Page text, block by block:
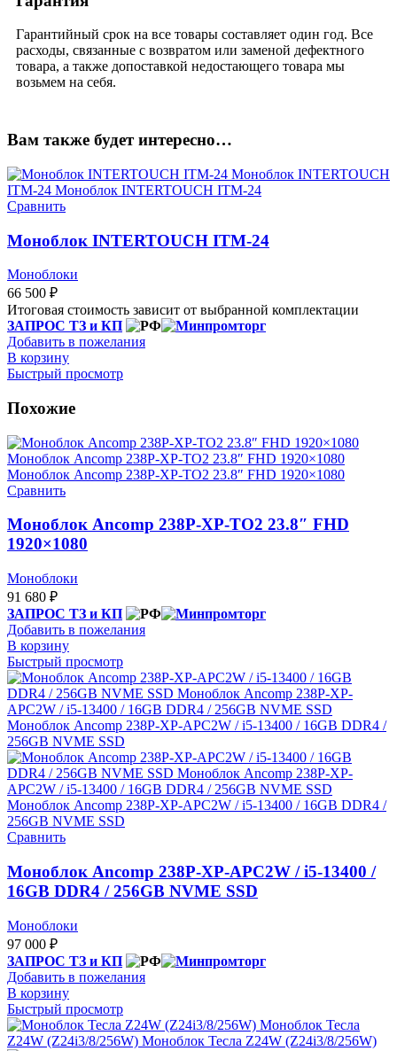
Гарантийный срок на все товары составляет один год. Все
расходы, связанные с возвратом или заменой дефектного
товара, а также допоставкой недостающего товара мы
возьмем на себя.
Вам также будет интересно…
Сравнить
Моноблок INTERTOUCH ITM-24
Моноблоки
66 500 ₽
Итоговая стоимость зависит от выбранной комплектации
ЗАПРОС ТЗ и КП
Добавить в пожелания
В корзину
Быстрый просмотр
Похожие
Сравнить
Моноблок Ancomp 238Р-ХP-TО2 23.8″ FHD
1920×1080
Моноблоки
91 680 ₽
ЗАПРОС ТЗ и КП
Добавить в пожелания
В корзину
Быстрый просмотр
Сравнить
Моноблок Ancomp 238P-XP-APC2W / i5-13400 /
16GB DDR4 / 256GB NVME SSD
Моноблоки
97 000 ₽
ЗАПРОС ТЗ и КП
Добавить в пожелания
В корзину
Быстрый просмотр